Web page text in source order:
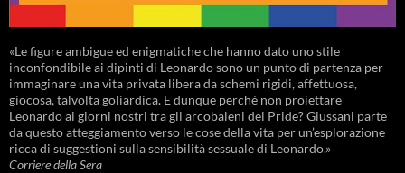
«Le figure ambigue ed enigmatiche che hanno dato uno stile
inconfondibile ai dipinti di Leonardo sono un punto di partenza per
immaginare una vita privata libera da schemi rigidi, affettuosa,
giocosa, talvolta goliardica. E dunque perché non proiettare
Leonardo ai giorni nostri tra gli arcobaleni del Pride? Giussani parte
da questo atteggiamento verso le cose della vita per un’esplorazione
ricca di suggestioni sulla sensibilità sessuale di Leonardo.»
Corriere della Sera